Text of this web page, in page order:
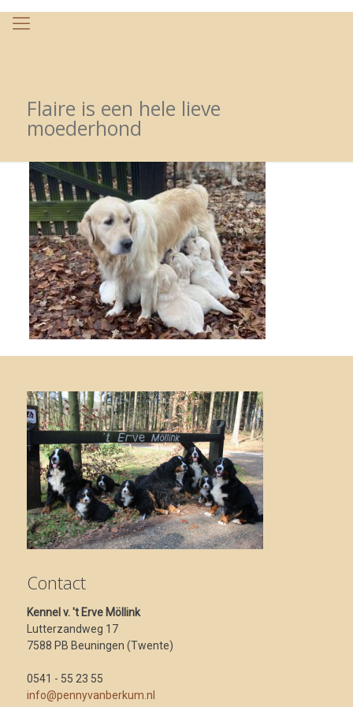
Flaire is een hele lieve
moederhond
Contact
Kennel v. 't Erve Möllink
Lutterzandweg 17
7588 PB Beuningen (Twente)
0541 - 55 23 55
info@pennyvanberkum.nl